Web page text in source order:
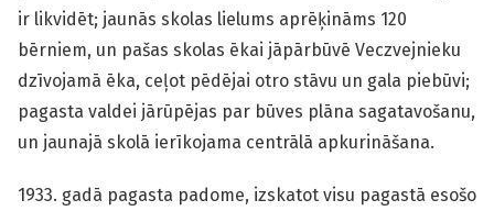
ir likvidēt; jaunās skolas lielums aprēķināms 120
bērniem, un pašas skolas ēkai jāpārbūvē Veczvejnieku
dzīvojamā ēka, ceļot pēdējai otro stāvu un gala piebūvi;
pagasta valdei jārūpējas par būves plāna sagatavošanu,
un jaunajā skolā ierīkojama centrālā apkurināšana.
1933. gadā pagasta padome, izskatot visu pagastā esošo